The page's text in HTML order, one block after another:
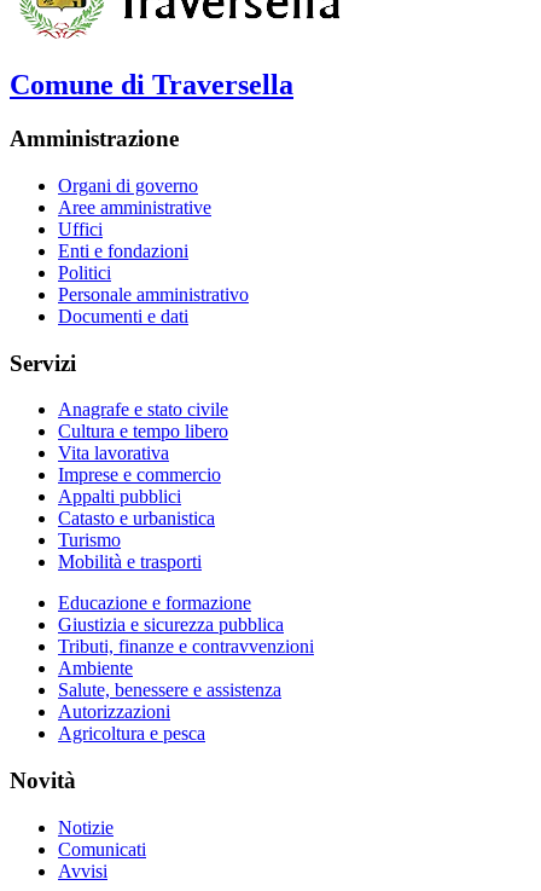
Comune di Traversella
Amministrazione
Organi di governo
Aree amministrative
Uffici
Enti e fondazioni
Politici
Personale amministrativo
Documenti e dati
Servizi
Anagrafe e stato civile
Cultura e tempo libero
Vita lavorativa
Imprese e commercio
Appalti pubblici
Catasto e urbanistica
Turismo
Mobilità e trasporti
Educazione e formazione
Giustizia e sicurezza pubblica
Tributi, finanze e contravvenzioni
Ambiente
Salute, benessere e assistenza
Autorizzazioni
Agricoltura e pesca
Novità
Notizie
Comunicati
Avvisi